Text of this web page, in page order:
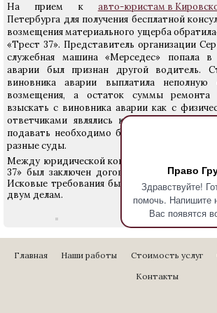
Право
Здравствуйте!
помочь. Напишите
Вас появятся
На прием к авто-юристам в
Петербурга для получения бесплатной
возмещения материального ущерба
«Трест 37». Представитель организации
служебная машина «Мерседес» попала
аварии был признан другой водитель.
виновника аварии выплатила неполную
возмещения, а остаток суммы ремонта
взыскать с виновника аварии как с
ответчиками являлись юридическое лицо
подавать необходимо было два разных
разные суды.
Между юридической консультацией Право
37» был заключен договор на оказание
Исковые требования были удовлетворены
двум делам.
Главная Наши работы Стоимость услуг
Контакты